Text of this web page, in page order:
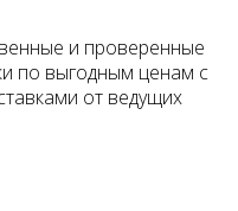
и проверенные
по выгодным ценам с
от ведущих